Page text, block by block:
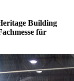
Building
für